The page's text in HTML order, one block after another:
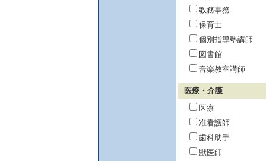
教務事務
保育士
個別指導塾講師
図書館
音楽教室講師
医療・介護
医療
准看護師
歯科助手
獣医師